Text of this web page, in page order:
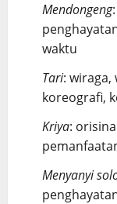
Mendongeng
waktu
Tari: wiraga,
koreografi,
Kriya:
Menyanyi